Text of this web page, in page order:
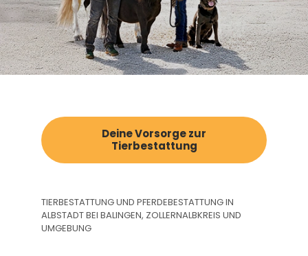
Deine Vorsorge zur
Tierbestattung
TIERBESTATTUNG UND PFERDEBESTATTUNG IN
ALBSTADT BEI BALINGEN, ZOLLERNALBKREIS UND
UMGEBUNG